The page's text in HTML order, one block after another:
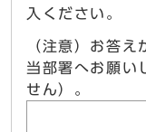
入ください。
（注意）お答
当部署へお願い
せん）。